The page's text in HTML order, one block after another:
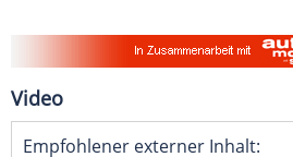
Video
Empfohlener externer Inhalt: